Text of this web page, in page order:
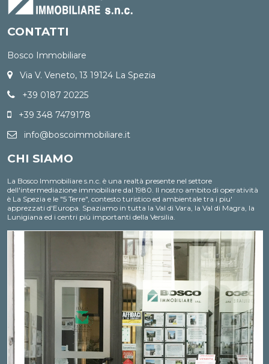
CONTATTI
Bosco Immobiliare
Via V. Veneto, 13 19124 La Spezia
+39 0187 20225
+39 348 7479178
info@boscoimmobiliare.it
CHI SIAMO
La Bosco Immobiliare s.n.c. è una realtà presente nel settore
dell'intermediazione immobiliare dal 1980. Il nostro ambito di operatività
è La Spezia e le "5 Terre", contesto turistico ed ambientale tra i piu'
apprezzati d'Europa. Spaziamo in tutta la Val di Vara, la Val di Magra, la
Lunigiana ed i centri più importanti della Versilia.